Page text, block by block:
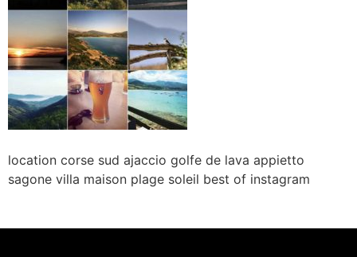
location corse sud ajaccio golfe de lava appietto
sagone villa maison plage soleil best of instagram